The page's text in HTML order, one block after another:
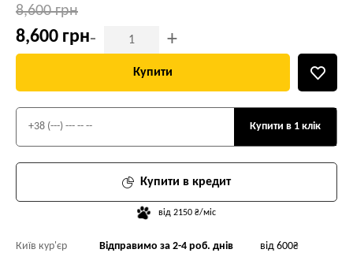
8,600 грн
8,600 грн- +
Купити
Купити в кредит
від 2150 ₴/міс
Купити в 1 клік
Київ кур'єр Відправимо за 2-4 роб. днів від 600₴